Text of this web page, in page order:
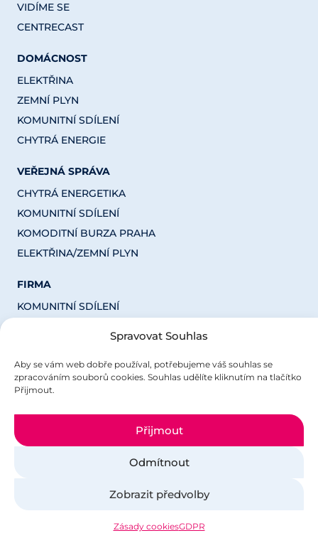
Spravovat Souhlas
Aby se vám web dobře používal, potřebujeme váš souhlas se
zpracováním souborů cookies. Souhlas udělíte kliknutím na tlačítko
Přijmout.
Přijmout
Odmítnout
Zobrazit předvolby
Zásady cookiesGDPR
VIDÍME SE
CENTRECAST
DOMÁCNOST
ELEKTŘINA
ZEMNÍ PLYN
KOMUNITNÍ SDÍLENÍ
CHYTRÁ ENERGIE
VEŘEJNÁ SPRÁVA
CHYTRÁ ENERGETIKA
KOMUNITNÍ SDÍLENÍ
KOMODITNÍ BURZA PRAHA
ELEKTŘINA/ZEMNÍ PLYN
FIRMA
KOMUNITNÍ SDÍLENÍ
OSTATNÍ
EU DOTACE